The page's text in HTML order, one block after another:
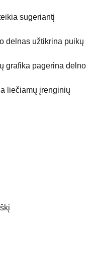
sugeriantį
delnas užtikrina puikų
grafika pagerina delno
liečiamų įrenginių